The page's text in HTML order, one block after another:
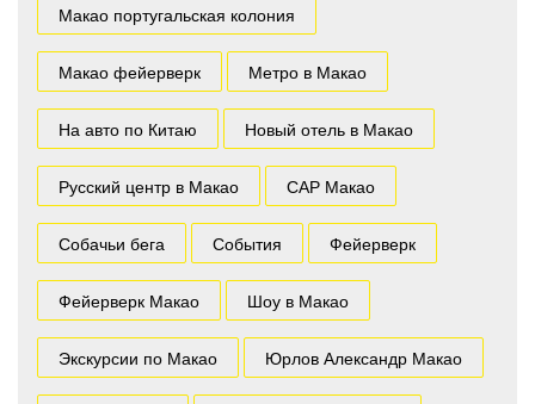
Макао португальская колония
Макао фейерверк Метро в Макао
На авто по Китаю Новый отель в Макао
Русский центр в Макао САР Макао
Собачьи бега События Фейерверк
Фейерверк Макао Шоу в Макао
Экскурсии по Макао Юрлов Александр Макао